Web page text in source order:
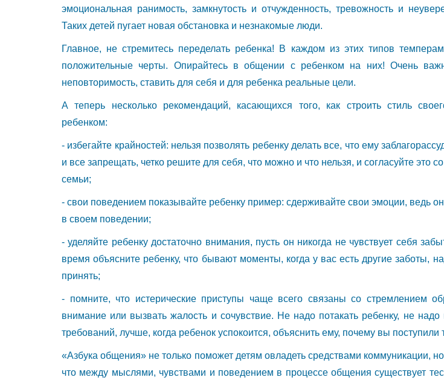
эмоциональная ранимость, замкнутость и отчужденность, тревожность и
Таких детей пугает новая обстановка и незнакомые люди.
Главное, не стремитесь переделать ребенка! В каждом из этих типов
положительные черты. Опирайтесь в общении с ребенком на них! Очень
неповторимость, ставить для себя и для ребенка реальные цели.
А теперь несколько рекомендаций, касающихся того, как строить стиль
ребенком:
- избегайте крайностей: нельзя позволять ребенку делать все, что ему
и все запрещать, четко решите для себя, что можно и что нельзя, и согласуйте это
семьи;
- свои поведением показывайте ребенку пример: сдерживайте свои эмоции, ведь
в своем поведении;
- уделяйте ребенку достаточно внимания, пусть он никогда не чувствует себя
время объясните ребенку, что бывают моменты, когда у вас есть другие заботы,
принять;
- помните, что истерические приступы чаще всего связаны со стремлением
внимание или вызвать жалость и сочувствие. Не надо потакать ребенку, не надо
требований, лучше, когда ребенок успокоится, объяснить ему, почему вы поступили
«Азбука общения» не только поможет детям овладеть средствами коммуникации,
что между мыслями, чувствами и поведением в процессе общения существует